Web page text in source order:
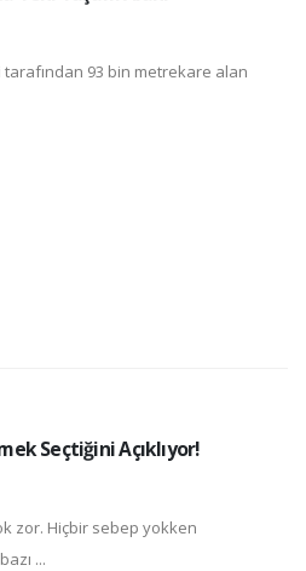
93 bin metrekare alan
Seçtiğini Açıklıyor!
zor. Hiçbir sebep yokken
...